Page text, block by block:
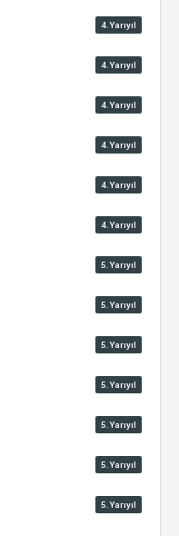
4.Yarıyıl
4.Yarıyıl
4.Yarıyıl
4.Yarıyıl
4.Yarıyıl
4.Yarıyıl
5.Yarıyıl
5.Yarıyıl
5.Yarıyıl
5.Yarıyıl
5.Yarıyıl
5.Yarıyıl
5.Yarıyıl